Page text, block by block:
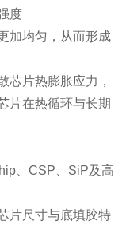
度
均匀，从而形成
片热膨胀应力，
片在热循环与长期
、CSP、SiP及高
尺寸与底填胶特